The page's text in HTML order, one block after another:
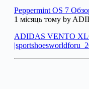
Peppermint OS 7
1 місяць тому by
ADIDAS VENTO